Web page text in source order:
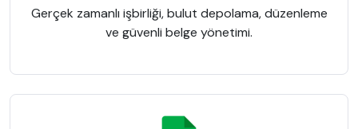
Gerçek zamanlı işbirliği, bulut depolama, düzenleme
ve güvenli belge yönetimi.